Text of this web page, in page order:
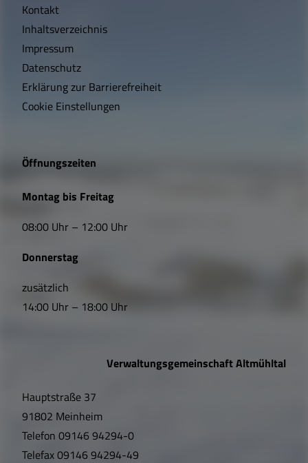
c
h
t
i
e
L
n
k
s
f
n
Kontakt
Inhaltsverzeichnis
Impressum
Datenschutz
Erklärung zur Barrierefreiheit
Cookie Einstellungen
Öffnungszeiten
Montag bis Freitag
08:00 Uhr – 12:00 Uhr
Donnerstag
zusätzlich
14:00 Uhr – 18:00 Uhr
Verwaltungsgemeinschaft Altmühltal
Hauptstraße 37
91802 Meinheim
Telefon 09146 94294-0
Telefax09146 94294-49